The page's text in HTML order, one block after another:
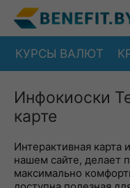
КУРСЫ ВАЛЮТ
Инфокиоски
карте
Интерактивная карта
нашем сайте, делает
максимально